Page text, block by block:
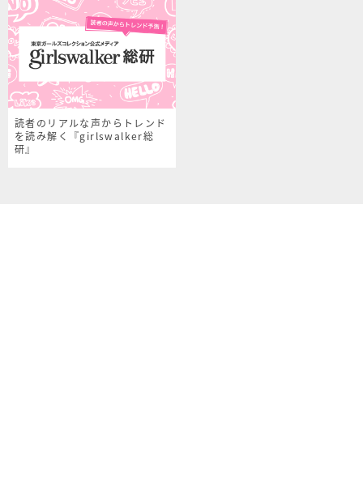
読者のリアルな声からトレンド
を読み解く『girlswalker総
研』